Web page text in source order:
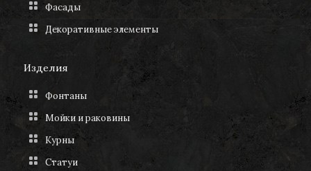
Фасады
Декоративные элементы
Изделия
Фонтаны
Мойки и раковины
Курны
Статуи